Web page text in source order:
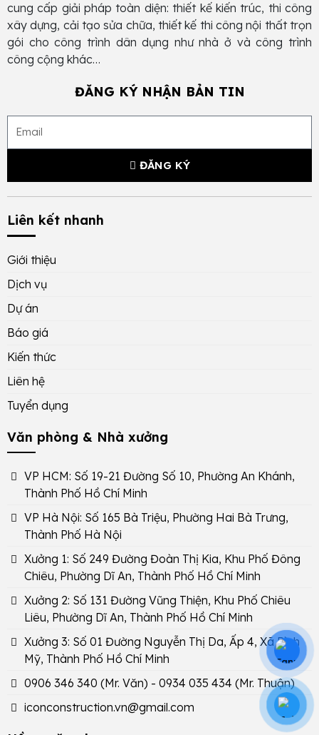
cung cấp giải pháp toàn diện: thiết kế kiến trúc, thi công
xây dựng, cải tạo sửa chữa, thiết kế thi công nội thất trọn
gói cho công trình dân dụng như nhà ở và công trình
công cộng khác…
ĐĂNG KÝ NHẬN BẢN TIN
ĐĂNG KÝ
Liên kết nhanh
Giới thiệu
Dịch vụ
Dự án
Báo giá
Kiến thức
Liên hệ
Tuyển dụng
Văn phòng & Nhà xưởng
VP HCM: Số 19-21 Đường Số 10, Phường An Khánh,
Thành Phố Hồ Chí Minh
VP Hà Nội: Số 165 Bà Triệu, Phường Hai Bà Trưng,
Thành Phố Hà Nội
Xưởng 1: Số 249 Đường Đoàn Thị Kia, Khu Phố Đông
Chiêu, Phường Dĩ An, Thành Phố Hồ Chí Minh
Xưởng 2: Số 131 Đường Vũng Thiện, Khu Phố Chiêu
Liêu, Phường Dĩ An, Thành Phố Hồ Chí Minh
Xưởng 3: Số 01 Đường Nguyễn Thị Da, Ấp 4, Xã Bình
Mỹ, Thành Phố Hồ Chí Minh
0906 346 340 (Mr. Văn) - 0934 035 434 (Mr. Thuận)
iconconstruction.vn@gmail.com